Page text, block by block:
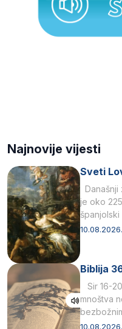
Najnovije vijesti
Sveti
Današnji
je oko
Sir 16-
mnoštva
10.08.2026.